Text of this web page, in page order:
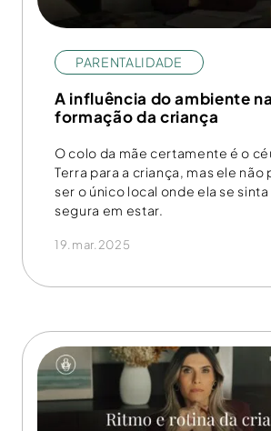
PARENTALIDADE
A influência do ambiente na
formação da criança
O colo da mãe certamente é o
Terra para a criança, mas ele não
ser o único local onde ela se sinta
segura em estar.
19.mar.2025